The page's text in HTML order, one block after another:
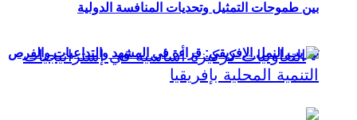
تهريب النمل الإفريقي: قراءة في المشهد والتداعيات والفرص
بين طموحات التمثيل وتحديات المنافسة الدولية